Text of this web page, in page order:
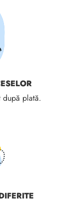
după plată.